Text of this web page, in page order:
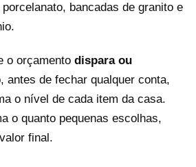
bancadas de granito e
o orçamento dispara ou
antes de fechar qualquer conta,
o nível de cada item da casa.
o quanto pequenas escolhas,
final.